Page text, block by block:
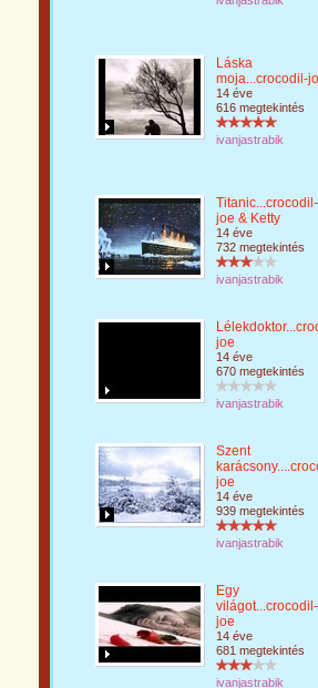
Láska
moja...crocodil-
14 éve
616 megtekintés
ivanjastrabik
Titanic...crocodil-
joe & Ketty
14 éve
732 megtekintés
ivanjastrabik
joe
14 éve
670 megtekintés
ivanjastrabik
Szent
joe
14 éve
939 megtekintés
ivanjastrabik
Egy
világot...crocodil-
joe
14 éve
681 megtekintés
ivanjastrabik